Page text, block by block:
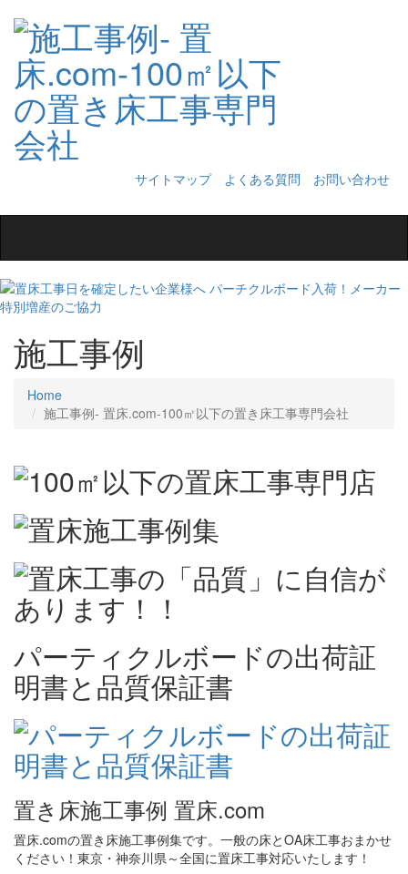
サイトマップ よくある質問
お問い合わせ
navigation
施工事例
Home
施工事例‐ 置床.com-100㎡以下の置き床工事専門会社
パーティクルボードの出荷証
明書と品質保証書
置き床施工事例 置床.com
置床.comの置き床施工事例集です。一般の床とOA床工事おまかせ
ください！東京・神奈川県～全国に置床工事対応いたします！